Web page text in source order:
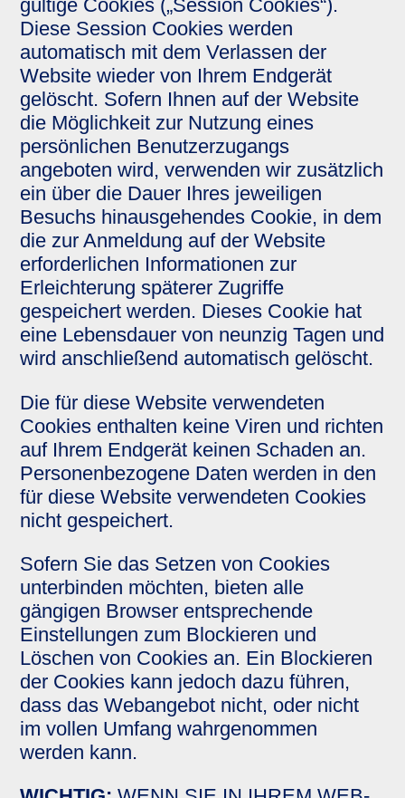
gültige Cookies („Session Cookies“).
Diese Session Cookies werden
automatisch mit dem Verlassen der
Website wieder von Ihrem Endgerät
gelöscht. Sofern Ihnen auf der Website
die Möglichkeit zur Nutzung eines
persönlichen Benutzerzugangs
angeboten wird, verwenden wir zusätzlich
ein über die Dauer Ihres jeweiligen
Besuchs hinausgehendes Cookie, in dem
die zur Anmeldung auf der Website
erforderlichen Informationen zur
Erleichterung späterer Zugriffe
gespeichert werden. Dieses Cookie hat
eine Lebensdauer von neunzig Tagen und
wird anschließend automatisch gelöscht.
Die für diese Website verwendeten
Cookies enthalten keine Viren und richten
auf Ihrem Endgerät keinen Schaden an.
Personenbezogene Daten werden in den
für diese Website verwendeten Cookies
nicht gespeichert.
Sofern Sie das Setzen von Cookies
unterbinden möchten, bieten alle
gängigen Browser entsprechende
Einstellungen zum Blockieren und
Löschen von Cookies an. Ein Blockieren
der Cookies kann jedoch dazu führen,
dass das Webangebot nicht, oder nicht
im vollen Umfang wahrgenommen
werden kann.